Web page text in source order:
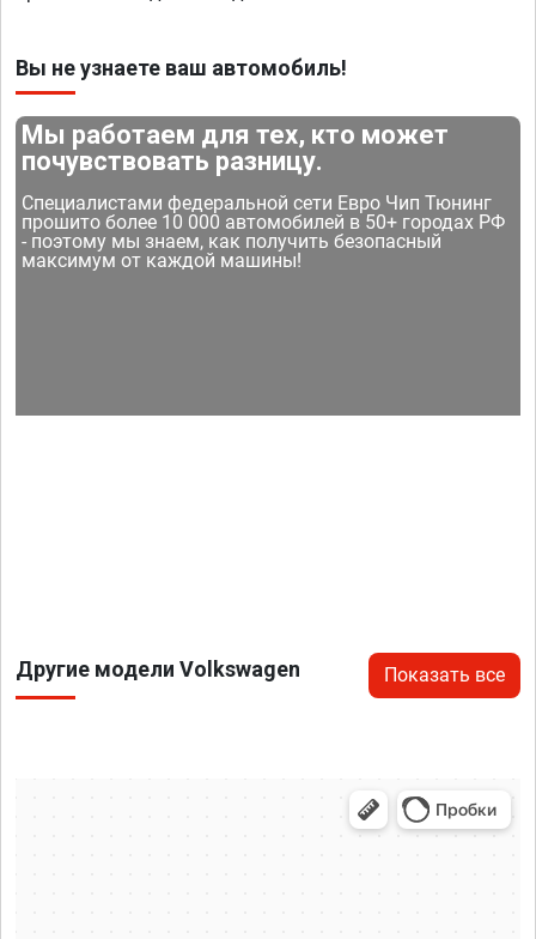
Вы не узнаете ваш автомобиль!
Мы работаем для тех, кто может
почувствовать разницу.
Специалистами федеральной сети Евро Чип Тюнинг
прошито более 10 000 автомобилей в 50+ городах РФ
- поэтому мы знаем, как получить безопасный
максимум от каждой машины!
Другие модели Volkswagen Показать все